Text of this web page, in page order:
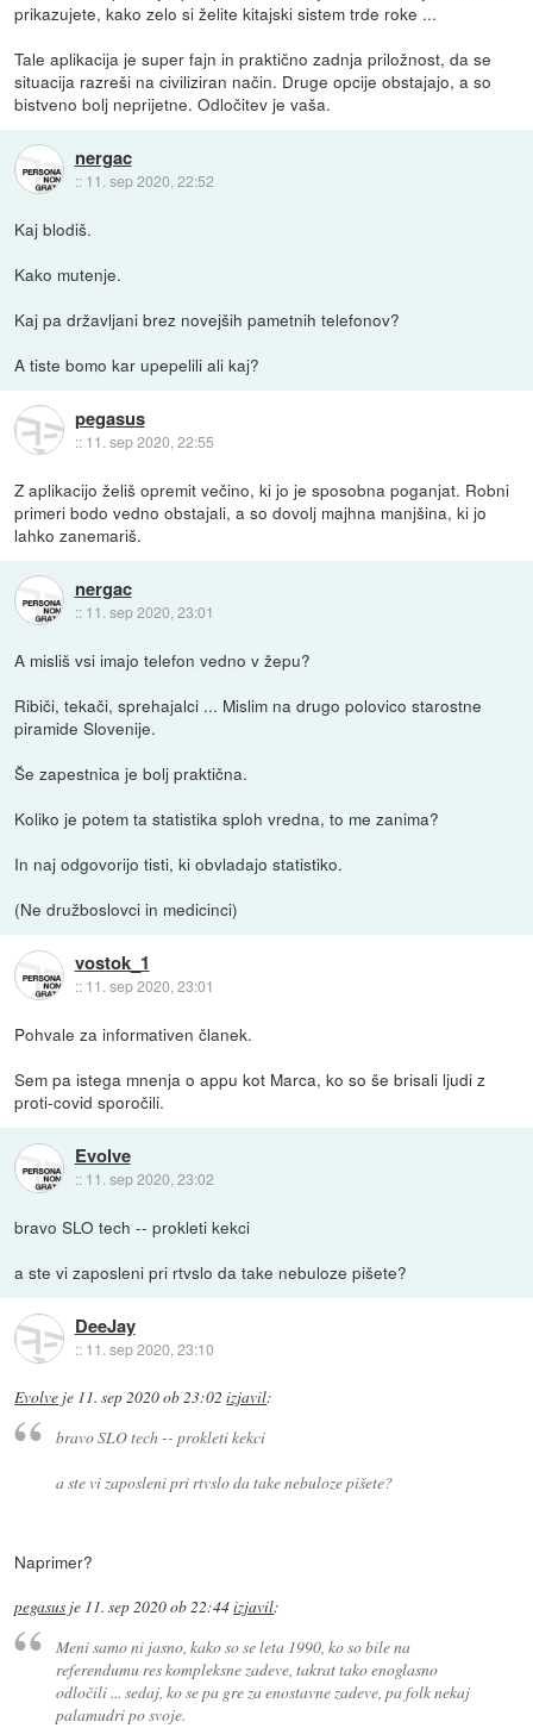
prikazujete, kako zelo si želite kitajski sistem trde roke ...
Tale aplikacija je super fajn in praktično zadnja priložnost, da se
situacija razreši na civiliziran način. Druge opcije obstajajo, a so
bistveno bolj neprijetne. Odločitev je vaša.
nergac
:: 11. sep 2020, 22:52
Kaj blodiš.
Kako mutenje.
Kaj pa državljani brez novejših pametnih telefonov?
A tiste bomo kar upepelili ali kaj?
pegasus
:: 11. sep 2020, 22:55
Z aplikacijo želiš opremit večino, ki jo je sposobna poganjat. Robni
primeri bodo vedno obstajali, a so dovolj majhna manjšina, ki jo
lahko zanemariš.
nergac
:: 11. sep 2020, 23:01
A misliš vsi imajo telefon vedno v žepu?
Ribiči, tekači, sprehajalci ... Mislim na drugo polovico starostne
piramide Slovenije.
Še zapestnica je bolj praktična.
Koliko je potem ta statistika sploh vredna, to me zanima?
In naj odgovorijo tisti, ki obvladajo statistiko.
(Ne družboslovci in medicinci)
vostok_1
:: 11. sep 2020, 23:01
Pohvale za informativen članek.
Sem pa istega mnenja o appu kot Marca, ko so še brisali ljudi z
proti-covid sporočili.
Evolve
:: 11. sep 2020, 23:02
bravo SLO tech -- prokleti kekci
a ste vi zaposleni pri rtvslo da take nebuloze pišete?
DeeJay
:: 11. sep 2020, 23:10
Evolve je 11. sep 2020 ob 23:02 izjavil:
bravo SLO tech -- prokleti kekci
a ste vi zaposleni pri rtvslo da take nebuloze pišete?
Naprimer?
pegasus je 11. sep 2020 ob 22:44izjavil:
Meni samo ni jasno, kako so se leta 1990, ko so bile na
referendumu res kompleksne zadeve, takrat tako enoglasno
odločili ... sedaj, ko se pa gre za enostavne zadeve, pa folk nekaj
palamudri po svoje.